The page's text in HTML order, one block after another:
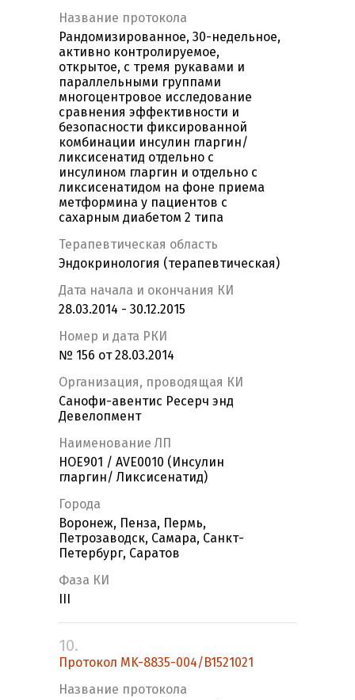
Название протокола
Рандомизированное, 30-недельное,
активно контролируемое,
открытое, с тремя рукавами и
параллельными группами
многоцентровое исследование
сравнения эффективности и
безопасности фиксированной
комбинации инсулин гларгин/
ликсисенатид отдельно с
инсулином гларгин и отдельно с
ликсисенатидом на фоне приема
метформина у пациентов с
сахарным диабетом 2 типа
Терапевтическая область
Эндокринология (терапевтическая)
Дата начала и окончания КИ
28.03.2014 - 30.12.2015
Номер и дата РКИ
№ 156 от 28.03.2014
Организация, проводящая КИ
Санофи-авентис Ресерч энд
Девелопмент
Наименование ЛП
HOE901 / AVE0010 (Инсулин
гларгин/ Ликсисенатид)
Города
Воронеж, Пенза, Пермь,
Петрозаводск, Самара, Санкт-
Петербург, Саратов
Фаза КИ
10.
Протокол MK-8835-004/B1521021
Название протокола